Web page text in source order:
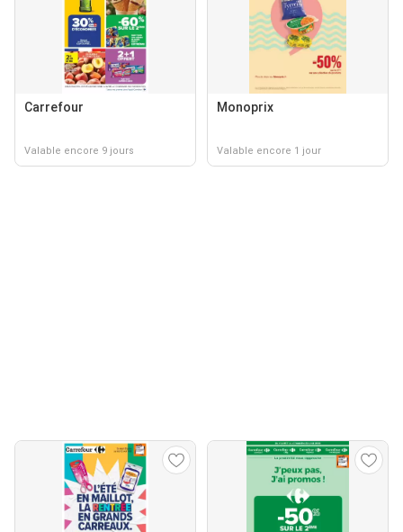
Carrefour
Valable encore 9 jours
Monoprix
Valable encore 1 jour